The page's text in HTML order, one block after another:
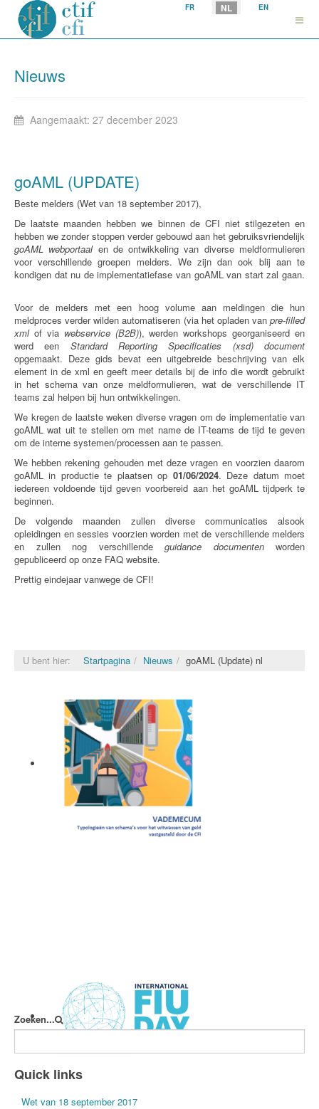
Selecteer uw taal
FR NL EN
Nieuws
Aangemaakt: 27 december 2023
goAML (UPDATE)
Beste melders (Wet van 18 september 2017),
De laatste maanden hebben we binnen de CFI niet stilgezeten en
hebben we zonder stoppen verder gebouwd aan het gebruiksvriendelijk
goAML webportaalen de ontwikkeling van diverse meldformulieren
voor verschillende groepen melders. We zijn dan ook blij aan te
kondigen dat nu de implementatiefase van goAML van start zal gaan.
Voor de melders met een hoog volume aan meldingen die hun
meldproces verder wilden automatiseren (via het opladen van pre-filled
xmlof via webservice (B2B)), werden workshops georganiseerd en
werd een Standard Reporting Specificaties (xsd) document
opgemaakt. Deze gids bevat een uitgebreide beschrijving van elk
element in de xml en geeft meer details bij de info die wordt gebruikt
in het schema van onze meldformulieren, wat de verschillende IT
teams zal helpen bij hun ontwikkelingen.
We kregen de laatste weken diverse vragen om de implementatie van
goAML wat uit te stellen om met name de IT-teams de tijd te geven
om de interne systemen/processen aan te passen.
We hebben rekening gehouden met deze vragen en voorzien daarom
goAML in productie te plaatsen op 01/06/2024. Deze datum moet
iedereen voldoende tijd geven voorbereid aan het goAML tijdperk te
beginnen.
De volgende maanden zullen diverse communicaties alsook
opleidingen en sessies voorzien worden met de verschillende melders
en zullen nog verschillende guidance documentenworden
gepubliceerd op onze FAQ website.
Prettig eindejaar vanwege de CFI!
U bent hier: Startpagina Nieuws goAML (Update) nl
International FIU Day
Zoeken...
Quick links
Wet van 18 september 2017